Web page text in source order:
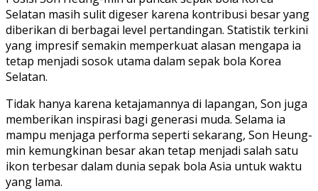
Selatan masih sulit digeser karena kontribusi besar yang
diberikan di berbagai level pertandingan. Statistik terkini
yang impresif semakin memperkuat alasan mengapa ia
tetap menjadi sosok utama dalam sepak bola Korea
Selatan.
Tidak hanya karena ketajamannya di lapangan, Son juga
memberikan inspirasi bagi generasi muda. Selama ia
mampu menjaga performa seperti sekarang, Son Heung-
min kemungkinan besar akan tetap menjadi salah satu
ikon terbesar dalam dunia sepak bola Asia untuk waktu
yang lama.